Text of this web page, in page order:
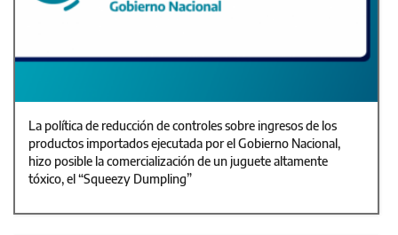
La política de reducción de controles sobre ingresos de los
productos importados ejecutada por el Gobierno Nacional,
hizo posible la comercialización de un juguete altamente
tóxico, el “Squeezy Dumpling”